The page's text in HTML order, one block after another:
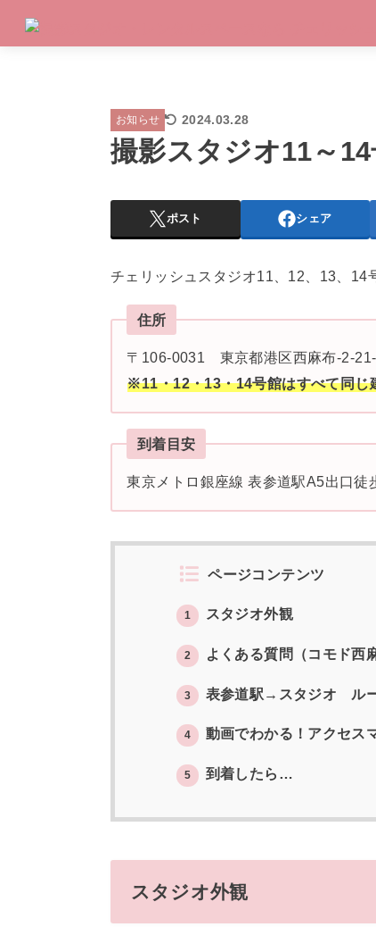
お知らせ 2024.03.28
撮影スタジオ11～
ポスト シェア
チェリッシュスタジオ11、12、13、14
住所
〒106-0031 東京都港区西麻布-2-
※11・12・13・14号館はすべて同じ
到着目安
東京メトロ銀座線 表参道駅A5出口徒
ページコンテンツ
1 スタジオ外観
2 よくある質問（コモド西
3 表参道駅→スタジオ ルー
4 動画でわかる！アクセス
5 到着したら…
スタジオ外観